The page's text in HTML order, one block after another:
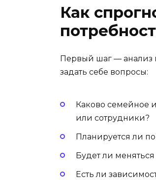
Как
Первый шаг — анализ
задать себе вопросы:
Каково семейное
или сотрудники?
Планируется ли
Будет ли
Есть ли